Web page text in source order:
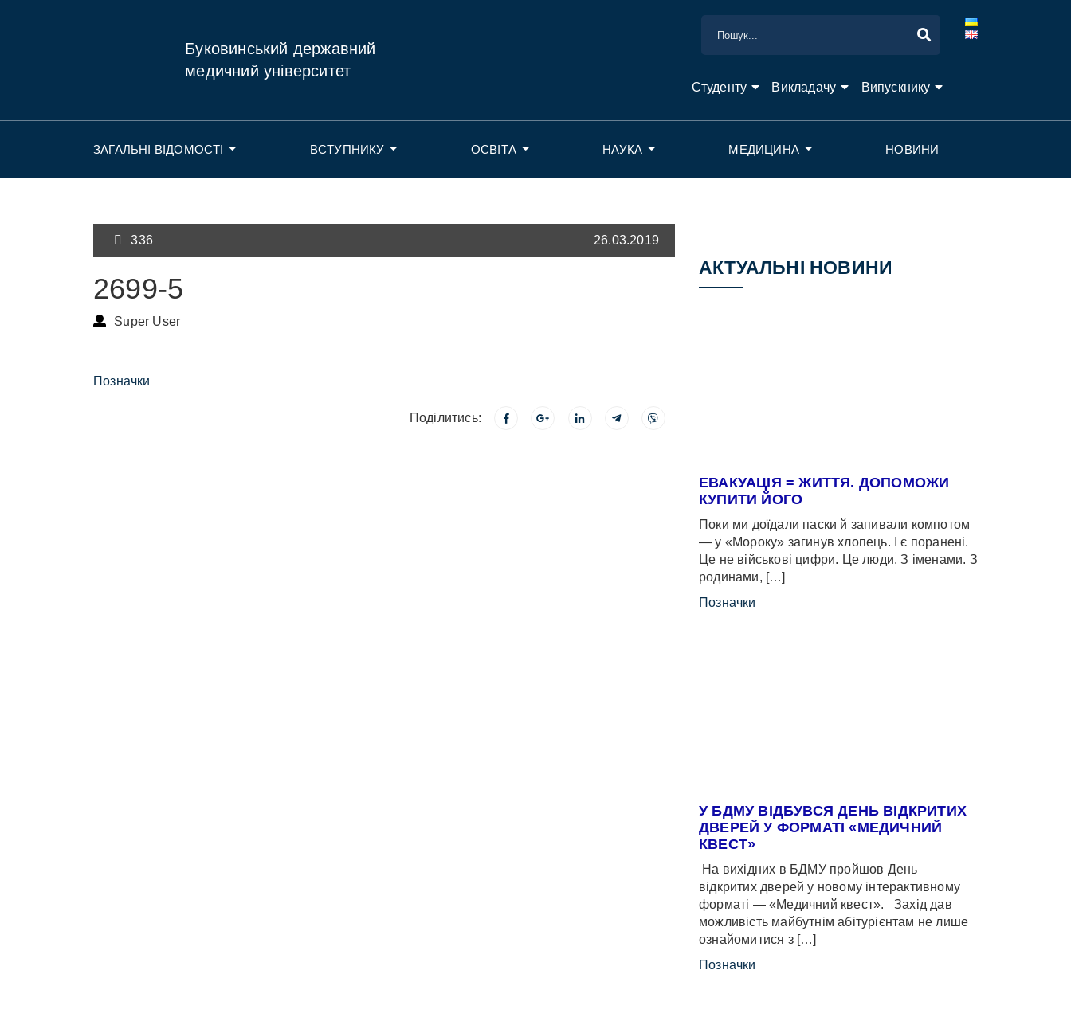
Буковинський державний
медичний університет
Студенту Викладачу Випускнику
ЗАГАЛЬНІ ВІДОМОСТІ ВСТУПНИКУ ОСВІТА НАУКА МЕДИЦИНА НОВИНИ
336 26.03.2019
2699-5
Super User
Позначки
Поділитись:
АКТУАЛЬНІ НОВИНИ
ЕВАКУАЦІЯ = ЖИТТЯ. ДОПОМОЖИ
КУПИТИ ЙОГО
Поки ми доїдали паски й запивали компотом
— у «Мороку» загинув хлопець. І є поранені.
Це не військові цифри. Це люди. З іменами. З
родинами, […]
Позначки
У БДМУ ВІДБУВСЯ ДЕНЬ ВІДКРИТИХ
ДВЕРЕЙ У ФОРМАТІ «МЕДИЧНИЙ
КВЕСТ»
На вихідних в БДМУ пройшов День
відкритих дверей у новому інтерактивному
форматі — «Медичний квест». Захід дав
можливість майбутнім абітурієнтам не лише
ознайомитися з […]
Позначки